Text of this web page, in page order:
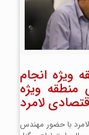
ویژه انجام
منطقه ویژه
لامرد
با حضور مهندس